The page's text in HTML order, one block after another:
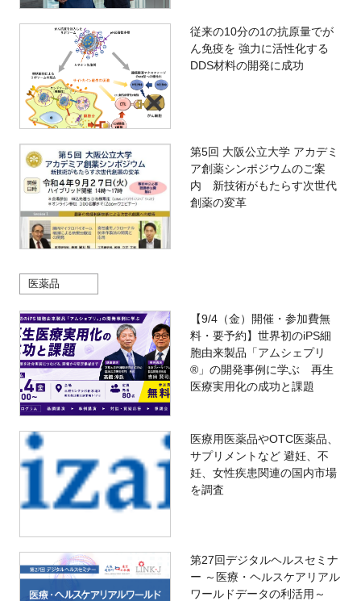
従来の10分の1の抗原量でが
ん免疫を 強力に活性化する
DDS材料の開発に成功
第5回 大阪公立大学 アカデミ
ア創薬シンポジウムのご案
内 新技術がもたらす次世代
創薬の変革
医薬品
【9/4（金）開催・参加費無
料・要予約】世界初のiPS細
胞由来製品「アムシェプリ
®」の開発事例に学ぶ 再生
医療実用化の成功と課題
医療用医薬品やOTC医薬品、
サプリメントなど 避妊、不
妊、女性疾患関連の国内市場
を調査
第27回デジタルヘルスセミナ
ー ～医療・ヘルスケアリアル
ワールドデータの利活用～